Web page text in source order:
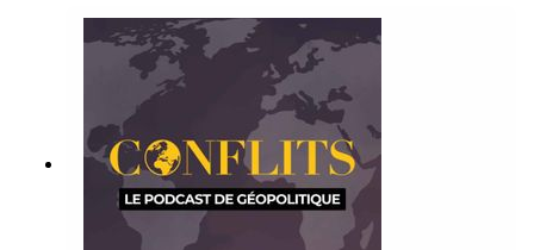
Mihaely revient sur les débats autour de la nation.
Émission présentée par Jean-Baptiste Noé